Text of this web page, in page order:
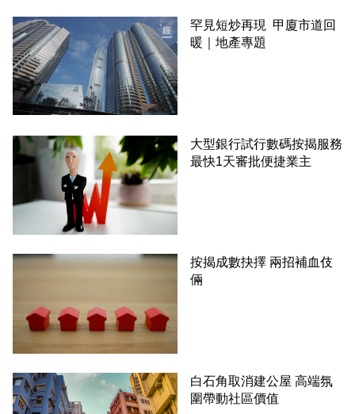
罕見短炒再現 甲廈市道回
暖｜地產專題
大型銀行試行數碼按揭服務
最快1天審批便捷業主
按揭成數抉擇 兩招補血伎
倆
白石角取消建公屋 高端氛
圍帶動社區價值